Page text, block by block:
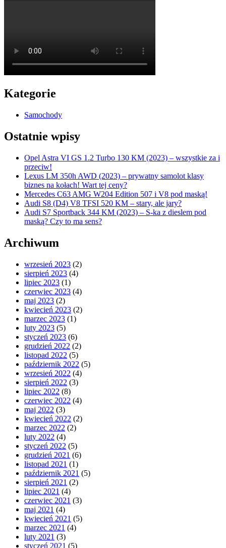
Kategorie
Samochody
Ostatnie wpisy
Opel Astra VI GS 1.2 Turbo 130 KM (2023) – wszystkie za i
przeciw!
Lexus LM 350h AWD (2023) – prywatny samolot klasy
biznes na kołach! Wart tej ceny?
Mercedes C63 AMG W204 Edition 507 i V8 pod maską!
Audi S8 (D4) V8 TFSI 520 KM – stary, ale jary?
Audi S7 Sportback 344 KM (2023) – S-ka z dieslem pod
maską? Czy to ma sens?
Archiwum
wrzesień 2023 (2)
sierpień 2023 (4)
lipiec 2023 (1)
czerwiec 2023 (4)
maj 2023 (2)
kwiecień 2023 (2)
marzec 2023 (1)
luty 2023 (5)
styczeń 2023 (6)
grudzień 2022 (2)
listopad 2022 (5)
październik 2022 (5)
wrzesień 2022 (4)
sierpień 2022 (3)
lipiec 2022 (8)
czerwiec 2022 (4)
maj 2022 (3)
kwiecień 2022 (2)
marzec 2022 (2)
luty 2022 (4)
styczeń 2022 (5)
grudzień 2021 (6)
listopad 2021 (1)
październik 2021 (5)
sierpień 2021 (2)
lipiec 2021 (4)
czerwiec 2021 (3)
maj 2021 (4)
kwiecień 2021 (5)
marzec 2021 (4)
luty 2021 (3)
styczeń 2021 (5)